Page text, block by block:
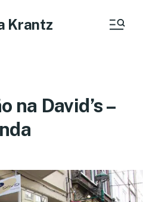
Krantz
na David’s –